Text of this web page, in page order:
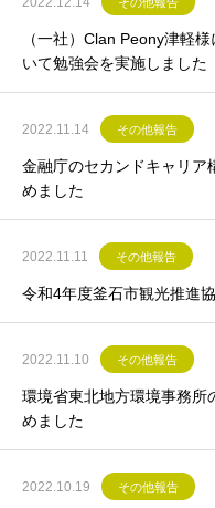
（一社）Clan Peony津軽
いて勉強会を実施しました
2022.11.14 その他報告
金融庁のセカンドキャリア
めました
2022.11.11 その他報告
令和4年度釜石市観光推進
2022.11.10 その他報告
環境省東北地方環境事務所
めました
2022.10.19 その他報告